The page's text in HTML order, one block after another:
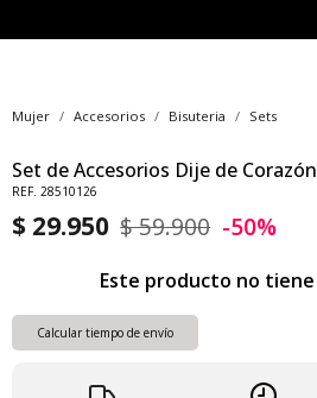
Mujer Accesorios Bisuteria Sets
Set de Accesorios Dije de Corazón
REF. 28510126
$ 29.950 $ 59.900 -50%
Este producto no
Calcular tiempo de envío